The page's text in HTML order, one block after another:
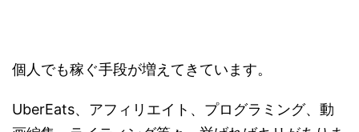
個人でも稼ぐ手段が増えてきています。
UberEats、アフィリエイト、プログラミング、動